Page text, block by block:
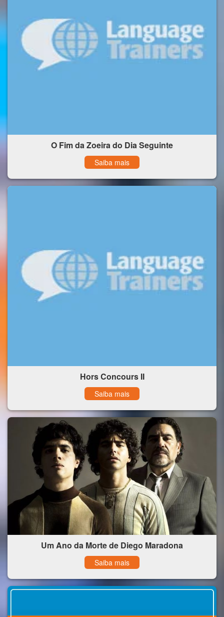
O Fim da Zoeira do Dia Seguinte
Saiba mais
Hors Concours II
Saiba mais
Um Ano da Morte de Diego Maradona
Saiba mais